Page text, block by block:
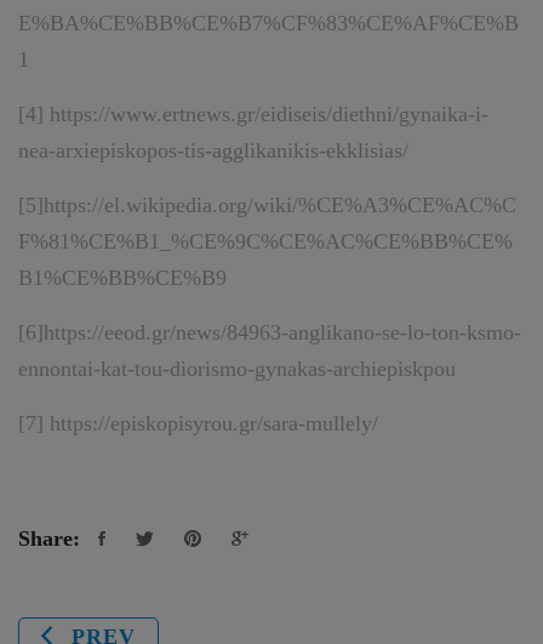
E%BA%CE%BB%CE%B7%CF%83%CE%AF%CE%B
1
[4] https://www.ertnews.gr/eidiseis/diethni/gynaika-i-
nea-arxiepiskopos-tis-agglikanikis-ekklisias/
[5]https://el.wikipedia.org/wiki/%CE%A3%CE%AC%C
F%81%CE%B1_%CE%9C%CE%AC%CE%BB%CE%
B1%CE%BB%CE%B9
[6]https://eeod.gr/news/84963-anglikano-se-lo-ton-ksmo-
ennontai-kat-tou-diorismo-gynakas-archiepiskpou
[7] https://episkopisyrou.gr/sara-mullely/
Share:
PREV